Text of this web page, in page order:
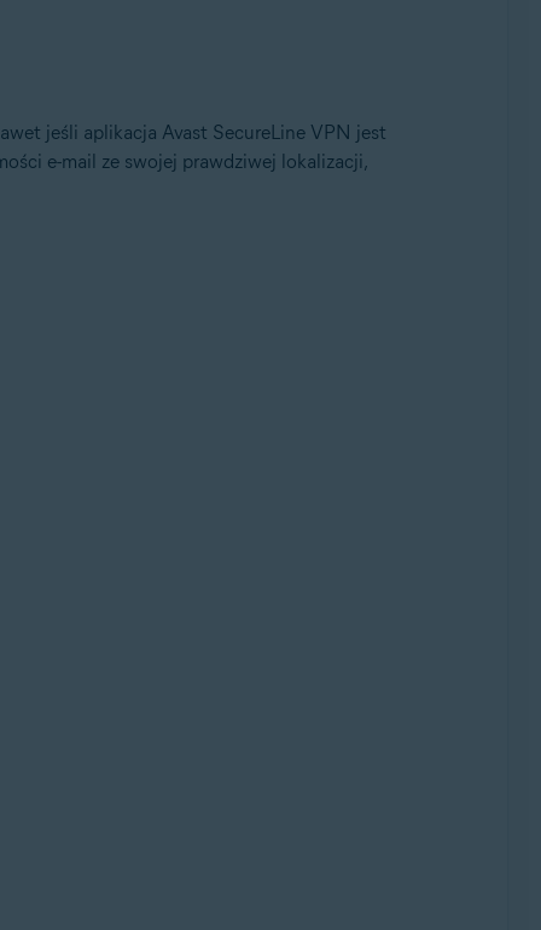
jeśli aplikacja Avast SecureLine VPN jest
e-mail ze swojej prawdziwej lokalizacji,